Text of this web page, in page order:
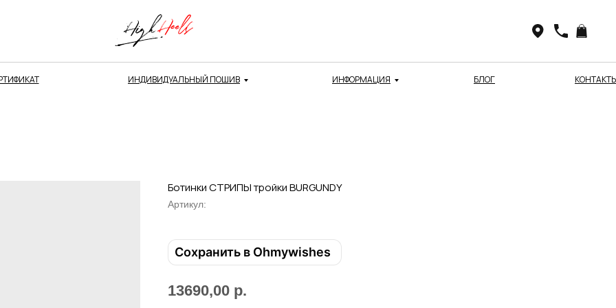
ИНДИВИДУАЛЬНЫЙ ПОШИВ ИНФОРМАЦИЯ БЛОГ
Ботинки СТРИПЫ тройки BURGUNDY
Артикул:
Сохранить в Ohmywishes
13690,00 р.